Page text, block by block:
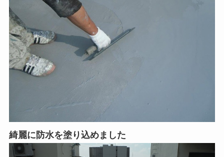
綺麗に防水を塗り込めました